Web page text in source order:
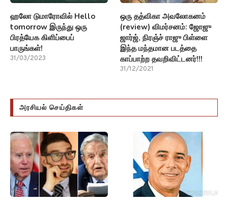
ஹலோ டுமாரோவில் Hello
tomorrow இருந்து ஒரு
பிரத்யேக கிளிப்பைப்
பாருங்கள்!
31/03/2023
ஒரு தத்விகா அவலோகனம்
(review) விமர்சனம்: ஜோஜு
ஜார்ஜ், நிரஞ்ச் ராஜு பிள்ளை
இந்த மந்தமான படத்தை
காப்பாற்ற தவறிவிட்டனர்!!!
31/12/2021
அரசியல் செய்திகள்